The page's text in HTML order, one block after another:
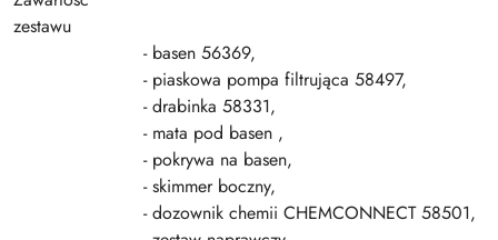
zestawu
- basen 56369,
- piaskowa pompa filtrująca 58497,
- drabinka 58331,
- mata pod basen ,
- pokrywa na basen,
- skimmer boczny,
- dozownik chemii CHEMCONNECT 58501,